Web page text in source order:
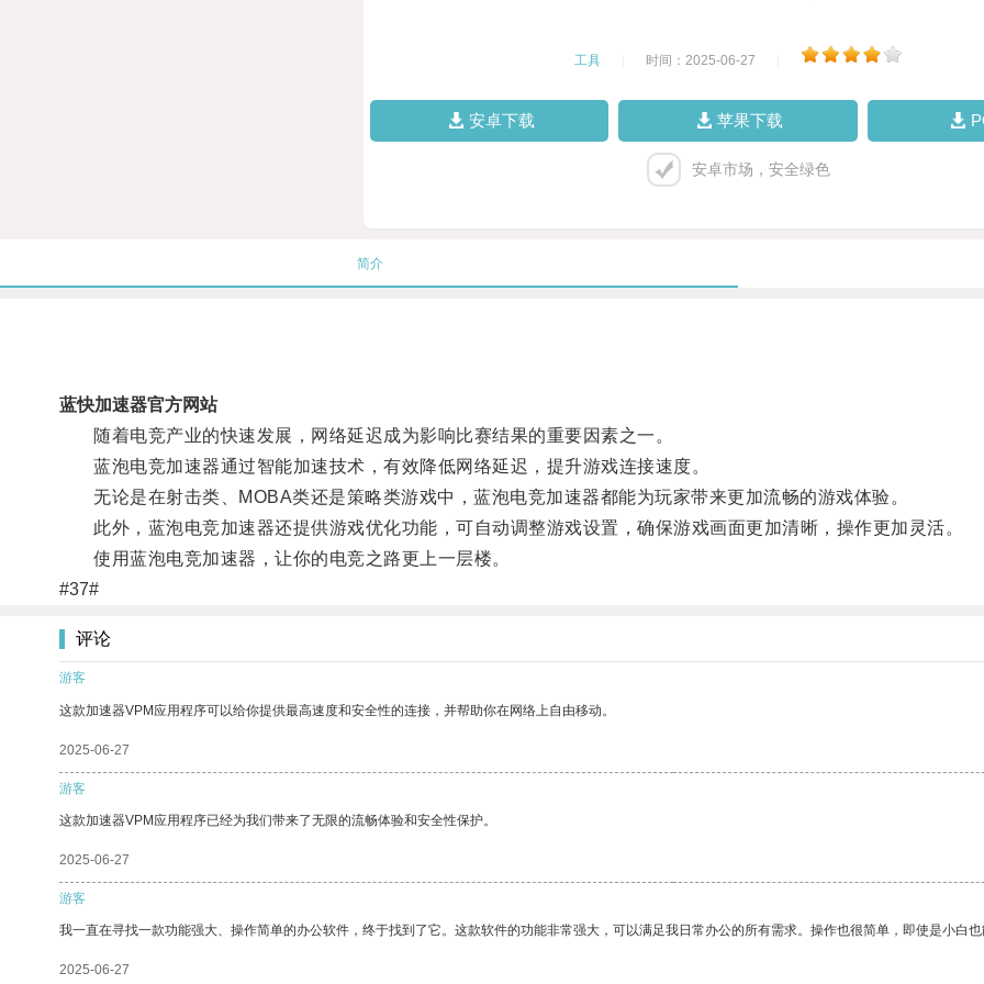
工具 时间：2025-06-27
安卓下载 苹果下载
安卓市场，安全绿色
简介
蓝快加速器官方网站
随着电竞产业的快速发展，网络延迟成为影响比赛结果的重要因素之一。
蓝泡电竞加速器通过智能加速技术，有效降低网络延迟，提升游戏连接速度。
无论是在射击类、MOBA类还是策略类游戏中，蓝泡电竞加速器都能为玩家带来更加流畅的游戏体验。
此外，蓝泡电竞加速器还提供游戏优化功能，可自动调整游戏设置，确保游戏画面更加清晰，操作更加灵活。
使用蓝泡电竞加速器，让你的电竞之路更上一层楼。
#37#
评论
游客
这款加速器VPM应用程序可以给你提供最高速度和安全性的连接，并帮助你在网络上自由移动。
2025-06-27
游客
这款加速器VPM应用程序已经为我们带来了无限的流畅体验和安全性保护。
2025-06-27
游客
我一直在寻找一款功能强大、操作简单的办公软件，终于找到了它。这款软件的功能非常强大，可以满足我日常办公的所有需求。操作也很简单，即使是小白也
2025-06-27